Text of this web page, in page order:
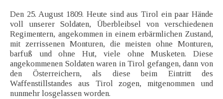
Den 25. August 1809. Heute sind aus Tirol ein paar Hände
voll unserer Soldaten, Überbleibsel von verschiedenen
Regimentern, angekommen in einem erbärmlichen Zustand,
mit zerrissenen Monturen, die meisten ohne Monturen,
barfuß und ohne Hut, viele ohne Musketen. Diese
angekommenen Soldaten waren in Tirol gefangen, dann von
den Österreichern, als diese beim Eintritt des
Waffenstillstandes aus Tirol zogen, mitgenommen und
nunmehr losgelassen worden.